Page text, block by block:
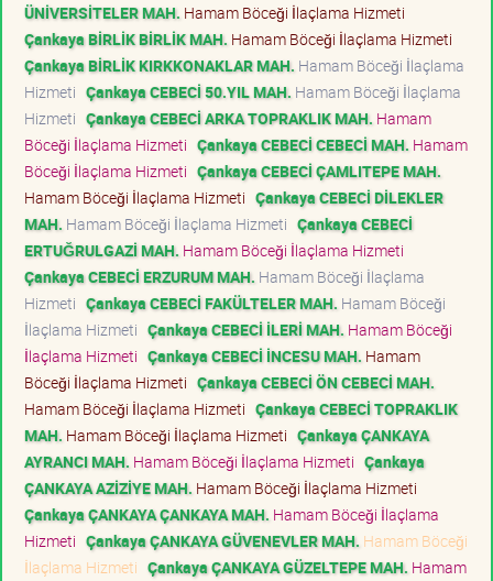
ÜNİVERSİTELER MAH. Hamam Böceği İlaçlama Hizmeti
Çankaya BİRLİK BİRLİK MAH. Hamam Böceği İlaçlama Hizmeti
Çankaya BİRLİK KIRKKONAKLAR MAH. Hamam Böceği İlaçlama
Hizmeti Çankaya CEBECİ 50.YIL MAH. Hamam Böceği İlaçlama
Hizmeti Çankaya CEBECİ ARKA TOPRAKLIK MAH. Hamam
Böceği İlaçlama Hizmeti Çankaya CEBECİ CEBECİ MAH. Hamam
Böceği İlaçlama Hizmeti Çankaya CEBECİ ÇAMLITEPE MAH.
Hamam Böceği İlaçlama Hizmeti Çankaya CEBECİ DİLEKLER
MAH. Hamam Böceği İlaçlama Hizmeti Çankaya CEBECİ
ERTUĞRULGAZİ MAH. Hamam Böceği İlaçlama Hizmeti
Çankaya CEBECİ ERZURUM MAH. Hamam Böceği İlaçlama
Hizmeti Çankaya CEBECİ FAKÜLTELER MAH. Hamam Böceği
İlaçlama Hizmeti Çankaya CEBECİ İLERİ MAH. Hamam Böceği
İlaçlama Hizmeti Çankaya CEBECİ İNCESU MAH. Hamam
Böceği İlaçlama Hizmeti Çankaya CEBECİ ÖN CEBECİ MAH.
Hamam Böceği İlaçlama Hizmeti Çankaya CEBECİ TOPRAKLIK
MAH. Hamam Böceği İlaçlama Hizmeti Çankaya ÇANKAYA
AYRANCI MAH. Hamam Böceği İlaçlama Hizmeti Çankaya
ÇANKAYA AZİZİYE MAH. Hamam Böceği İlaçlama Hizmeti
Çankaya ÇANKAYA ÇANKAYA MAH. Hamam Böceği İlaçlama
Hizmeti Çankaya ÇANKAYA GÜVENEVLER MAH. Hamam Böceği
İlaçlama Hizmeti Çankaya ÇANKAYA GÜZELTEPE MAH. Hamam